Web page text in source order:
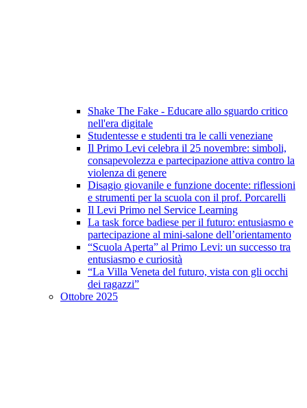
Shake The Fake - Educare allo sguardo critico
nell'era digitale
Studentesse e studenti tra le calli veneziane
Il Primo Levi celebra il 25 novembre: simboli,
consapevolezza e partecipazione attiva contro la
violenza di genere
Disagio giovanile e funzione docente: riflessioni
e strumenti per la scuola con il prof. Porcarelli
Il Levi Primo nel Service Learning
La task force badiese per il futuro: entusiasmo e
partecipazione al mini-salone dell’orientamento
“Scuola Aperta” al Primo Levi: un successo tra
entusiasmo e curiosità
“La Villa Veneta del futuro, vista con gli occhi
dei ragazzi”
Ottobre 2025